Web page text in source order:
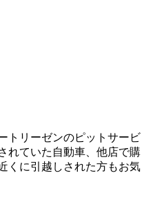
トリーゼンのピットサービ
れていた自動車、他店で購
くに引越しされた方もお気